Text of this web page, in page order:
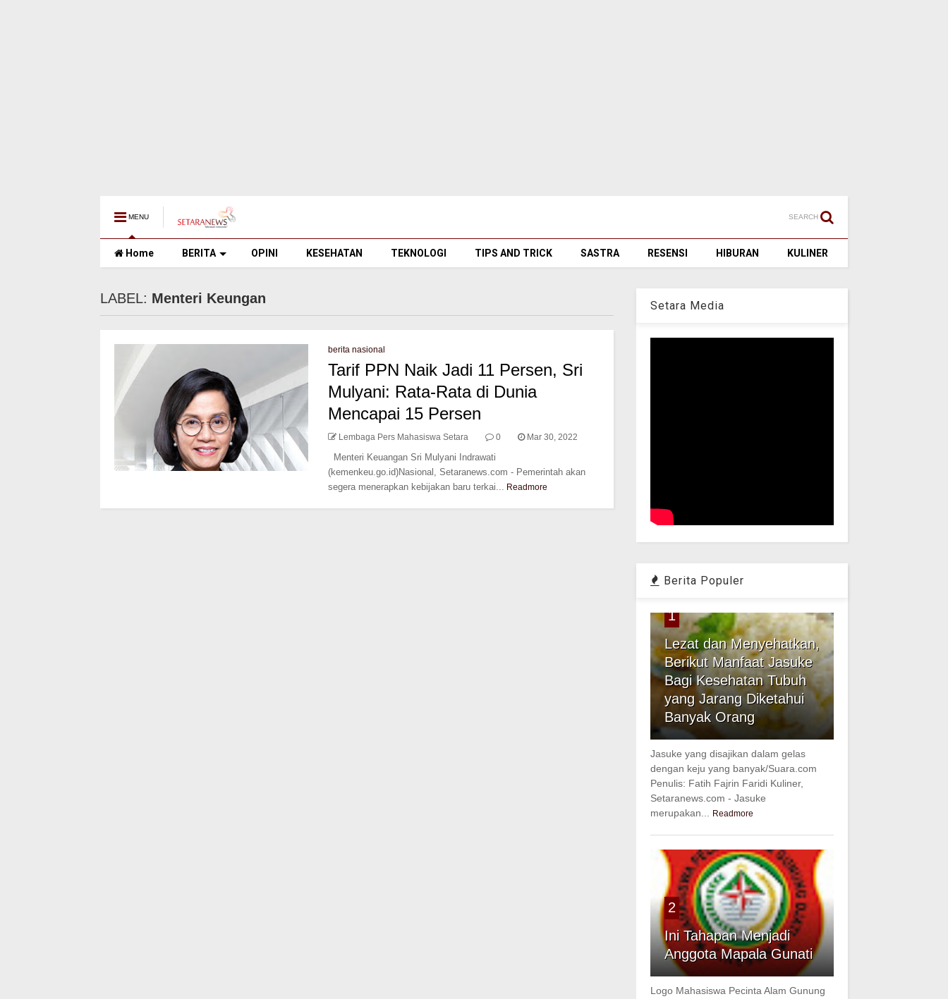
MENU SEARCH
Home BERITA OPINI KESEHATAN TEKNOLOGI TIPS AND TRICK SASTRA RESENSI HIBURAN KULINER
LABEL: Menteri Keungan
berita nasional
Tarif PPN Naik Jadi 11 Persen, Sri
Mulyani: Rata-Rata di Dunia
Mencapai 15 Persen
Lembaga Pers Mahasiswa Setara 0 Mar 30, 2022
Menteri Keuangan Sri Mulyani Indrawati
(kemenkeu.go.id)Nasional, Setaranews.com - Pemerintah akan
segera menerapkan kebijakan baru terkai... Readmore
Setara Media
Berita Populer
1
Lezat dan Menyehatkan,
Berikut Manfaat Jasuke
Bagi Kesehatan Tubuh
yang Jarang Diketahui
Banyak Orang
Jasuke yang disajikan dalam gelas
dengan keju yang banyak/Suara.com
Penulis: Fatih Fajrin Faridi Kuliner,
Setaranews.com - Jasuke
merupakan...
Readmore
2
Ini Tahapan Menjadi
Anggota Mapala Gunati
Logo Mahasiswa Pecinta Alam Gunung